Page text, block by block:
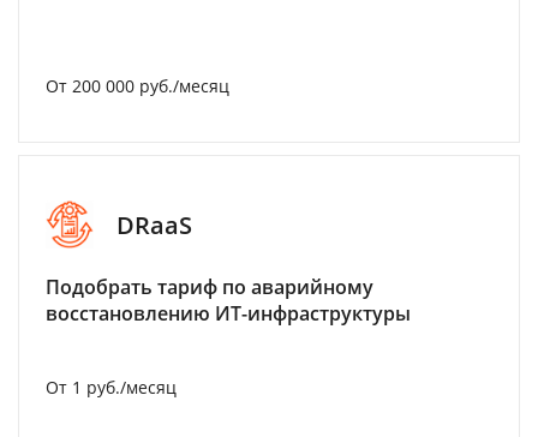
От 200 000 руб./месяц
DRaaS
Подобрать тариф по аварийному
восстановлению ИТ-инфраструктуры
От 1 руб./месяц